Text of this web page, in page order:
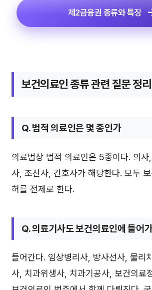
제2금융권 종류와 특징
보건의료인 종류 관련 질문 정리
Q. 법적 의료인은 몇 종인가
의료법상 법적 의료인은 5종이다. 의사
사, 조산사, 간호사가 해당한다. 모두
허를 전제로 한다.
Q. 의료기사도 보건의료인에 들어
들어간다. 임상병리사, 방사선사, 물리
사, 치과위생사, 치과기공사, 보건의료